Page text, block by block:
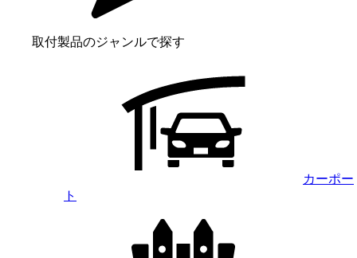
取付製品のジャンルで探す
カーポー
ト